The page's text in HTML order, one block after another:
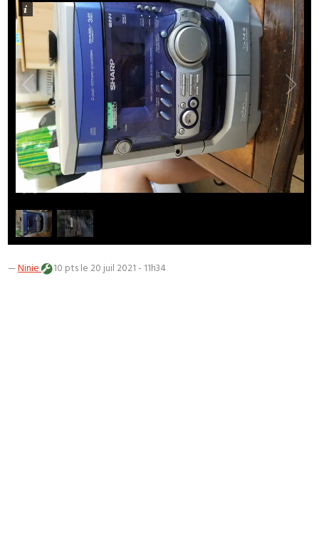
2
—Ninie 10 ptsle 20 juil 2021 - 11h34